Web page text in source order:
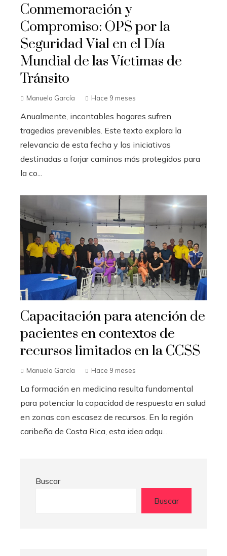
Conmemoración y
Compromiso: OPS por la
Seguridad Vial en el Día
Mundial de las Víctimas de
Tránsito
Manuela García Hace 9 meses
Anualmente, incontables hogares sufren
tragedias prevenibles. Este texto explora la
relevancia de esta fecha y las iniciativas
destinadas a forjar caminos más protegidos para
la co...
Capacitación para atención de
pacientes en contextos de
recursos limitados en la CCSS
Manuela García Hace 9 meses
La formación en medicina resulta fundamental
para potenciar la capacidad de respuesta en salud
en zonas con escasez de recursos. En la región
caribeña de Costa Rica, esta idea adqu...
Buscar
Buscar